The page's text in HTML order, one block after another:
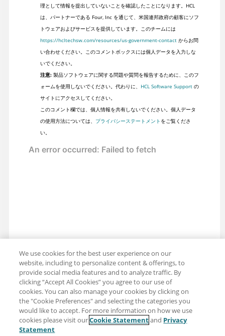
理として情報を提出していないことを確認したことになります。HCL
は、パートナーである Four, Inc を通じて、米国連邦政府の顧客にソフ
トウェアおよびサービスを提供しています。このチームには
https://hcltechsw.com/resources/us-government-contactからお問
い合わせください。このコメントボックスには個人データを入力しな
いでください。
注意:製品ソフトウェアに関する問題や質問を報告するために、このフ
ォームを使用しないでください。代わりに、 HCL Software Supportの
サイトにアクセスしてください。
このコメント欄では、個人情報を共有しないでください。個人データ
の使用方法については、 プライバシーステートメント をご覧くださ
い。
共有: メール ツイッター
We use cookies for the best user experience on our
website, including to personalize content & offerings, to
provide social media features and to analyze traffic. By
clicking “Accept All Cookies” you agree to our use of
cookies. You can also manage your cookies by clicking on
the "Cookie Preferences" and selecting the categories you
would like to accept. For more information on how we use
cookies please visit ourCookie Statementand Privacy
Statement